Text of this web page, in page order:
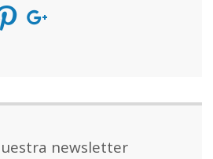
Ver
Pinterest
Google+
newsletter